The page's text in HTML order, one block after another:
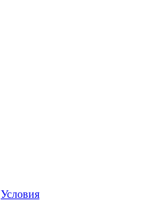
Условия